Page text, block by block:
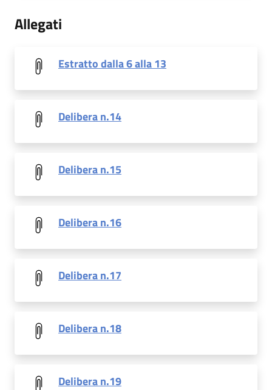
Allegati
Estratto dalla 6 alla 13
Delibera n.14
Delibera n.15
Delibera n.16
Delibera n.17
Delibera n.18
Delibera n.19